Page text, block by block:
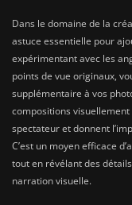
Dans le domaine de la
astuce essentielle pour
expérimentant avec les
points de vue originaux,
supplémentaire à vos
compositions
spectateur et donnent
C’est un moyen efficace
tout en révélant des
narration visuelle.